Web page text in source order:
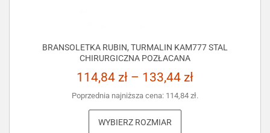
BRANSOLETKA RUBIN, TURMALIN KAM777 STAL
CHIRURGICZNA POZŁACANA
114,84 zł – 133,44 zł
Poprzednia najniższa cena: 114,84 zł.
WYBIERZ ROZMIAR